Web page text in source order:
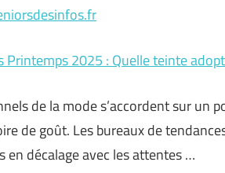
Printemps 2025 : Quelle teinte
de la mode s’accordent sur un
de goût. Les bureaux de
en décalage avec les attentes …